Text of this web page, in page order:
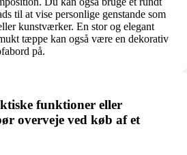
til at vise personlige genstande som
kunstværker. En stor og elegant
tæppe kan også være en dekorativ
på.
funktioner eller
overveje ved køb af et